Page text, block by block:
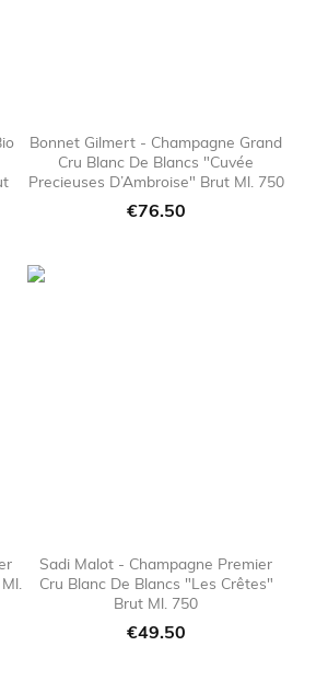
Bonnet Gilmert - Champagne Grand
Cru Blanc De Blancs "Cuvée
Precieuses D’Ambroise" Brut Ml. 750
Price
€76.50

Sadi Malot - Champagne Premier
Cru Blanc De Blancs "Les Crêtes"
Brut Ml. 750
Price
€49.50
